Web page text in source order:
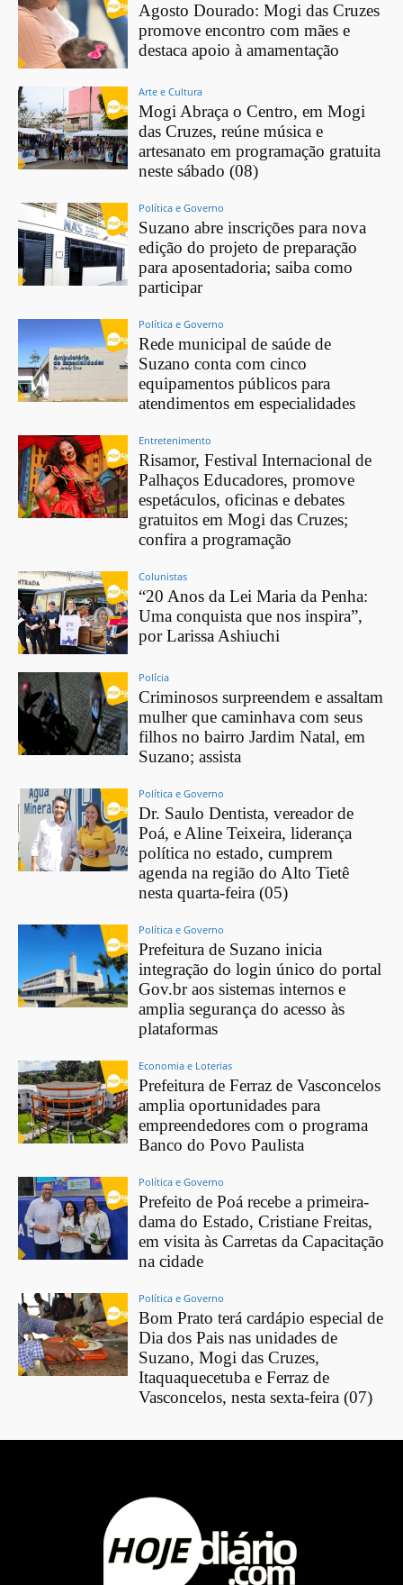
Agosto Dourado: Mogi das Cruzes
promove encontro com mães e
destaca apoio à amamentação
Arte e Cultura
Mogi Abraça o Centro, em Mogi
das Cruzes, reúne música e
artesanato em programação gratuita
neste sábado (08)
Política e Governo
Suzano abre inscrições para nova
edição do projeto de preparação
para aposentadoria; saiba como
participar
Política e Governo
Rede municipal de saúde de
Suzano conta com cinco
equipamentos públicos para
atendimentos em especialidades
Entretenimento
Risamor, Festival Internacional de
Palhaços Educadores, promove
espetáculos, oficinas e debates
gratuitos em Mogi das Cruzes;
confira a programação
Colunistas
“20 Anos da Lei Maria da Penha:
Uma conquista que nos inspira”,
por Larissa Ashiuchi
Polícia
Criminosos surpreendem e assaltam
mulher que caminhava com seus
filhos no bairro Jardim Natal, em
Suzano; assista
Política e Governo
Dr. Saulo Dentista, vereador de
Poá, e Aline Teixeira, liderança
política no estado, cumprem
agenda na região do Alto Tietê
nesta quarta-feira (05)
Política e Governo
Prefeitura de Suzano inicia
integração do login único do portal
Gov.br aos sistemas internos e
amplia segurança do acesso às
plataformas
Economia e Loterias
Prefeitura de Ferraz de Vasconcelos
amplia oportunidades para
empreendedores com o programa
Banco do Povo Paulista
Política e Governo
Prefeito de Poá recebe a primeira-
dama do Estado, Cristiane Freitas,
em visita às Carretas da Capacitação
na cidade
Política e Governo
Bom Prato terá cardápio especial de
Dia dos Pais nas unidades de
Suzano, Mogi das Cruzes,
Itaquaquecetuba e Ferraz de
Vasconcelos, nesta sexta-feira (07)